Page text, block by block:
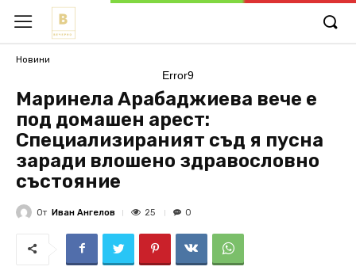
Новини
Error9
Маринела Арабаджиева вече е
под домашен арест:
Специализираният съд я пусна
заради влошено здравословно
състояние
От Иван Ангелов 25 0